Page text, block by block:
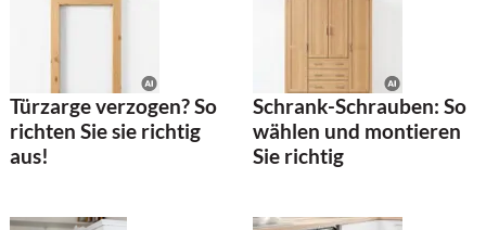
Türzarge verzogen? So
richten Sie sie richtig
aus!
Schrank-Schrauben: So
wählen und montieren
Sie richtig